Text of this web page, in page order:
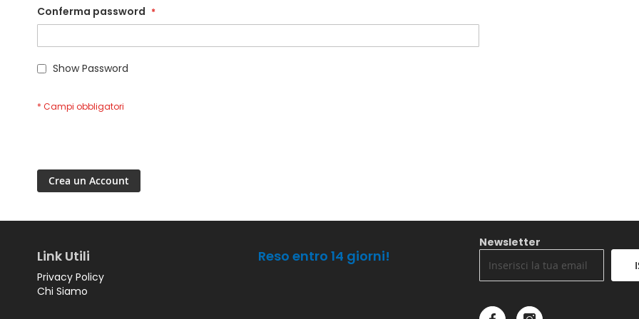
Conferma password
Show Password
Crea un Account
Link Utili
Privacy Policy
Chi Siamo
Reso entro 14 giorni!
Newsletter